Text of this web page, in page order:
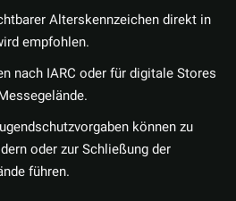
Alterskennzeichen direkt in
empfohlen.
nach IARC oder für digitale Stores
können zu
oder zur Schließung der
führen.